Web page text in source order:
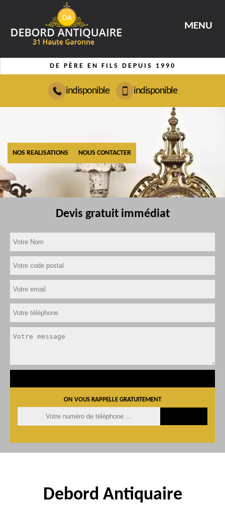
MENU
DE PÈRE EN FILS DEPUIS 1990
indisponible indisponible
NOS REALISATIONS NOUS CONTACTER
Devis gratuit immédiat
ON VOUS RAPPELLE GRATUITEMENT
Debord Antiquaire